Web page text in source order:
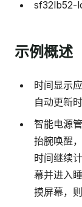
sf32lb52-
示例概述
时间显示
自动更新
智能电源
抬腕唤醒
时间继续
幕并进入
摸屏幕，